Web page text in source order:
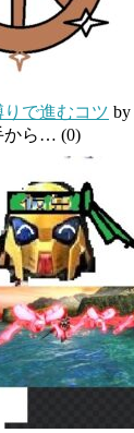
で進むコツ by
から… (0)